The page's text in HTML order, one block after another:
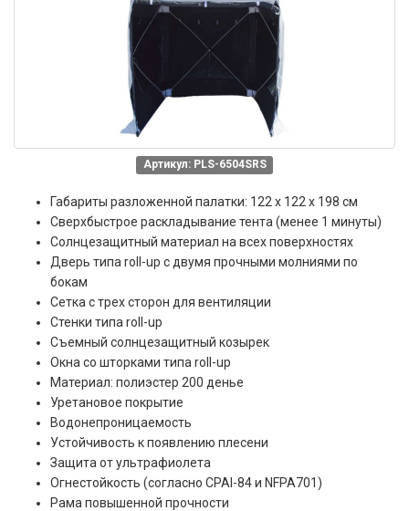
Артикул: PLS-6504SRS
Габариты разложенной палатки: 122 x 122 x 198 см
Сверхбыстрое раскладывание тента (менее 1 минуты)
Солнцезащитный материал на всех поверхностях
Дверь типа roll-up с двумя прочными молниями по
бокам
Сетка с трех сторон для вентиляции
Стенки типа roll-up
Съемный солнцезащитный козырек
Окна со шторками типа roll-up
Материал: полиэстер 200 денье
Уретановое покрытие
Водонепроницаемость
Устойчивость к появлению плесени
Защита от ультрафиолета
Огнестойкость (согласно CPAI-84 и NFPA701)
Рама повышенной прочности